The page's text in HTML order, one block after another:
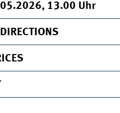
13.00 Uhr